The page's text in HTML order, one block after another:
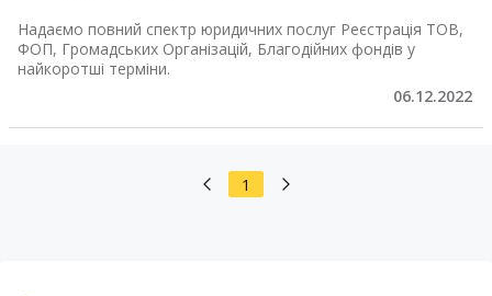
Надаємо повний спектр юридичних послуг Реєстрація ТОВ,
ФОП, Громадських Організацій, Благодійних фондів у
найкоротші терміни.
06.12.2022
1